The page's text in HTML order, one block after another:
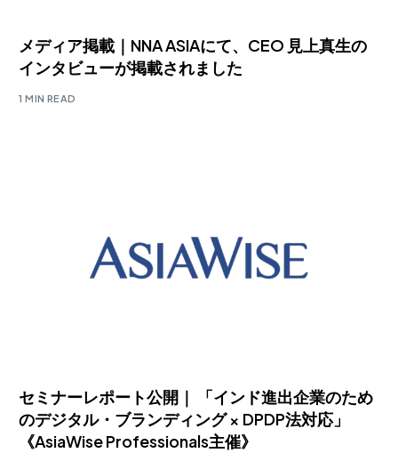
メディア掲載｜NNA ASIAにて、CEO 見上真生の
インタビューが掲載されました
1 MIN READ
セミナーレポート公開｜ 「インド進出企業のため
のデジタル・ブランディング × DPDP法対応」
《AsiaWise Professionals主催》